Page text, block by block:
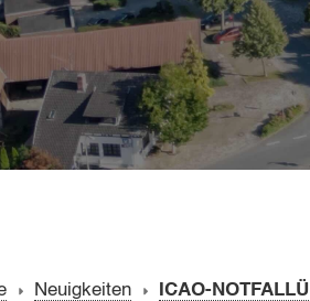
Neuigkeiten ICAO-